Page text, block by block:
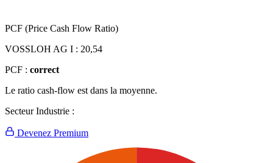
PCF (Price Cash Flow Ratio)
VOSSLOH AG I : 20,54
PCF : correct
Le ratio cash-flow est dans la moyenne.
Secteur Industrie :
Devenez Premium